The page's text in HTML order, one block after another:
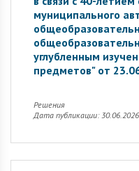
муниципального
углубленным
предметов" от
Решения
Дата публикации: